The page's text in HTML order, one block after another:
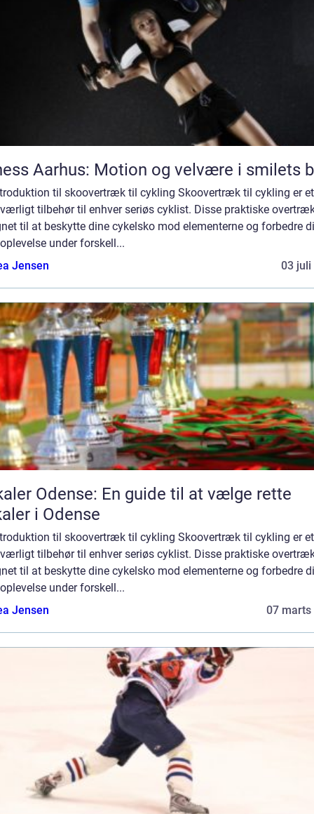
Aarhus: Motion og velvære i smilets
til skoovertræk til cykling Skoovertræk til cykling er et
tilbehør til enhver seriøs cyklist. Disse praktiske
til at beskytte dine cykelsko mod elementerne og forbedre
under forskell...
Jensen
03 juli
Odense: En guide til at vælge rette
i Odense
til skoovertræk til cykling Skoovertræk til cykling er et
tilbehør til enhver seriøs cyklist. Disse praktiske
til at beskytte dine cykelsko mod elementerne og forbedre
under forskell...
Jensen
07 marts